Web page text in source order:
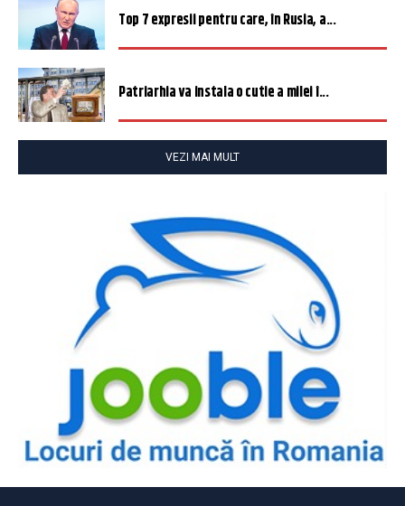
Top 7 expresii pentru care, în Rusia, a...
Patriarhia va instala o cutie a milei î...
VEZI MAI MULT